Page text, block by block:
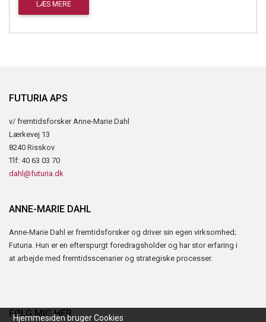
LÆS MERE
Vil du vide mere om fremtiden? Tilmeld dig nyhedsbrevet fra
FUTURIA APS
v/ fremtidsforsker Anne-Marie Dahl
Lærkevej 13
8240 Risskov
Tlf: 40 63 03 70
dahl@futuria.dk
ANNE-MARIE DAHL
Anne-Marie Dahl er fremtidsforsker og driver sin egen virksomhed;
Futuria. Hun er en efterspurgt foredragsholder og har stor erfaring i
at arbejde med fremtidsscenarier og strategiske processer.
FØLG MIG HER:
Hjemmesiden bruger Cookies